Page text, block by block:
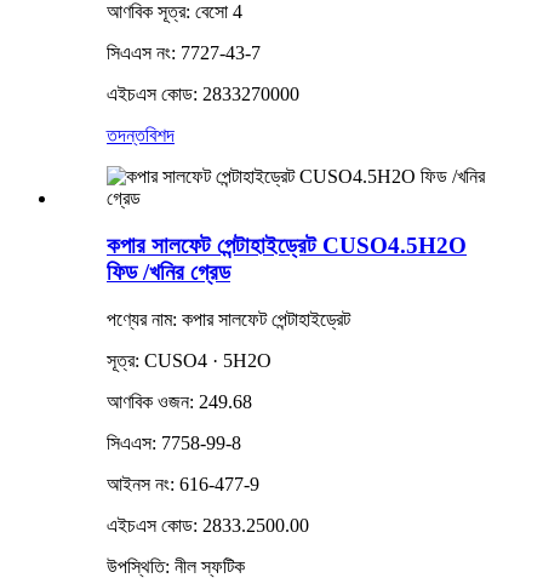
আণবিক সূত্র: বেসো 4
সিএএস নং: 7727-43-7
এইচএস কোড: 2833270000
তদন্তবিশদ
কপার সালফেট পেন্টাহাইড্রেট CUSO4.5H2O
ফিড /খনির গ্রেড
পণ্যের নাম: কপার সালফেট পেন্টাহাইড্রেট
সূত্র: CUSO4 · 5H2O
আণবিক ওজন: 249.68
সিএএস: 7758-99-8
আইনস নং: 616-477-9
এইচএস কোড: 2833.2500.00
উপস্থিতি: নীল স্ফটিক